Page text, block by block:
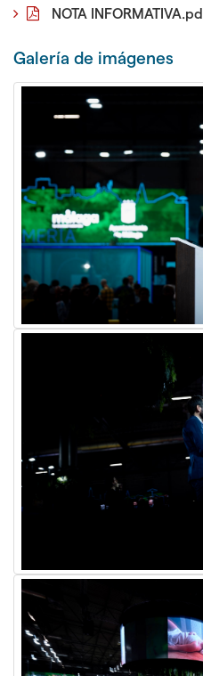
NOTA
Galerí­a de imágenes